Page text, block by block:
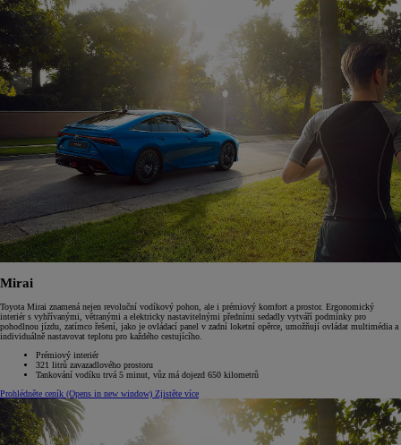
Mirai
Toyota Mirai znamená nejen revoluční vodíkový pohon, ale i prémiový komfort a prostor. Ergonomický
interiér s vyhřívanými, větranými a elektricky nastavitelnými předními sedadly vytváří podmínky pro
pohodlnou jízdu, zatímco řešení, jako je ovládací panel v zadní loketní opěrce, umožňují ovládat multimédia a
individuálně nastavovat teplotu pro každého cestujícího.
Prémiový interiér
321 litrů zavazadlového prostoru
Tankování vodíku trvá 5 minut, vůz má dojezd 650 kilometrů
Prohlédněte ceník (Opens in new window) Zjistěte více